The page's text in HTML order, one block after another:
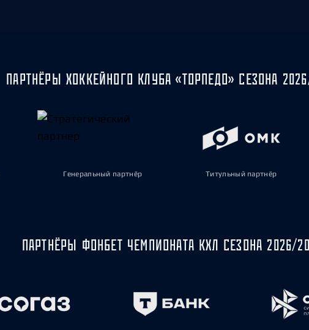
ПАРТНЁРЫ ХОККЕЙНОГО КЛУБА «ТОРПЕДО» СЕЗОНА
Генеральный партнёр Титульный партнёр
ПАРТНЁРЫ ФОНБЕТ ЧЕМПИОНАТА КХЛ СЕЗОНА 2026/